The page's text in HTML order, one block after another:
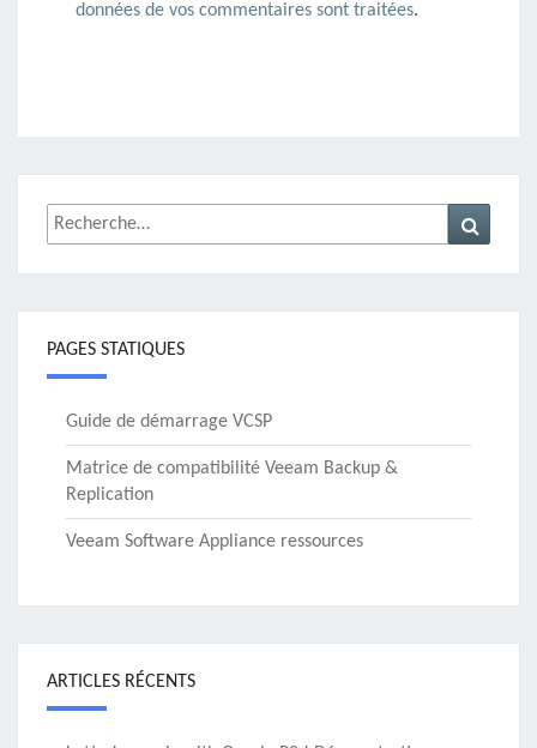
données de vos commentaires sont traitées.
Rechercher :
PAGES STATIQUES
Guide de démarrage VCSP
Matrice de compatibilité Veeam Backup &
Replication
Veeam Software Appliance ressources
ARTICLES RÉCENTS